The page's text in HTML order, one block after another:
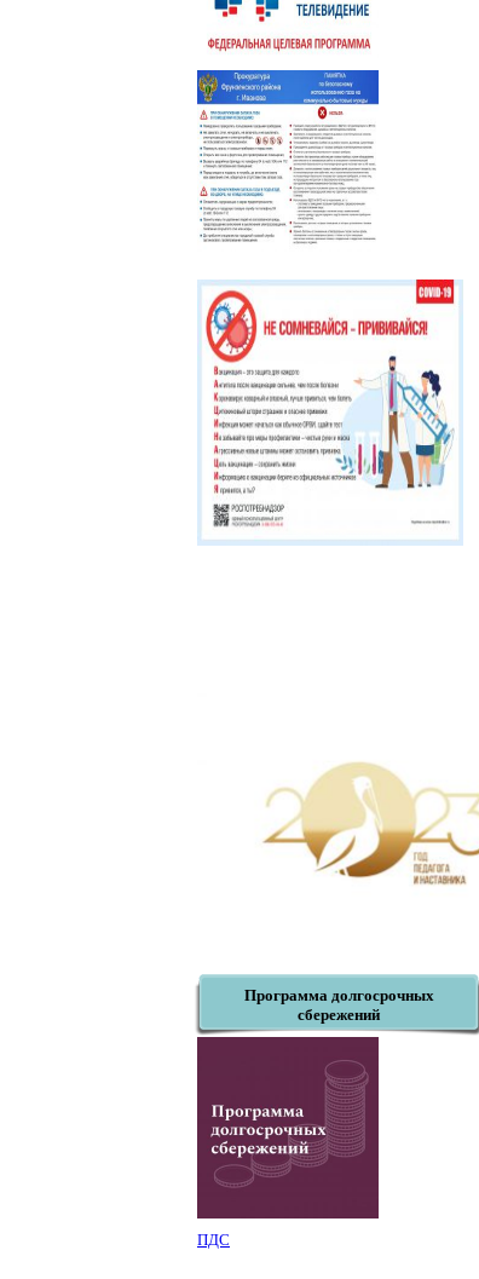
Программа долгосрочных
сбережений
ПДС